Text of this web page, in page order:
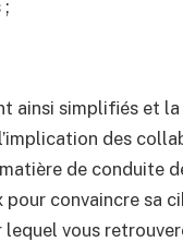
;
ainsi simplifiés et
des
de conduite
convaincre sa
lequel vous